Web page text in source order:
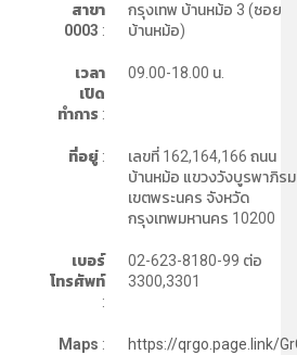
สาขา
0003 :
กรุงเทพ บ้านหม้อ 3 (ซอย
บ้านหม้อ)
เวลา
เปิด
ทำการ :
09.00-18.00 น.
ที่อยู่:
เลขที่ 162,164,166 ถนน
บ้านหม้อ แขวงวังบูรพาภิร
เขตพระนคร จังหวัด
กรุงเทพมหานคร 10200
เบอร์
โทรศัพท์
:
02-623-8180-99 ต่อ
3300,3301
Maps : https://qrgo.page.link/